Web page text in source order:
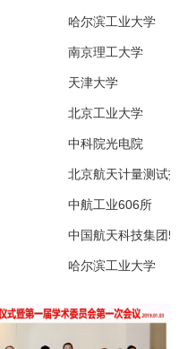
哈尔滨工业大学
南京理工大学
天津大学
北京工业大学
中科院光电院
北京航天计量测试
中航工业606所
中国航天科技集团
哈尔滨工业大学